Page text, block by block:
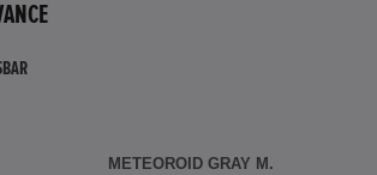
METEOROID GRAY M.